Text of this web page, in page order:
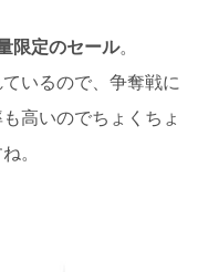
限定のセール。
いるので、争奪戦に
高いのでちょくちょ
。